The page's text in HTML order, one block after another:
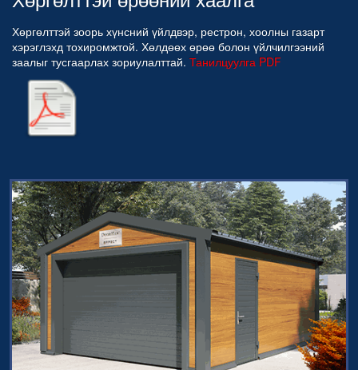
Хөргөлттэй зоорь хүнсний үйлдвэр, рестрон, хоолны газарт
хэрэглэхд тохиромжтой. Хөлдөөх өрөө болон үйлчилгээний
заалыг тусгаарлах зориулалттай. Танилцуулга PDF